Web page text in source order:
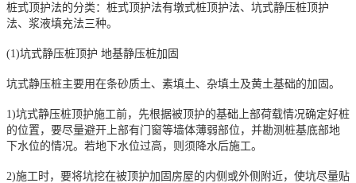
桩式顶护法的分类：桩式顶护法有墩式桩顶护法、坑式静压桩顶护
法、浆液填充法三种。
(1)坑式静压桩顶护 地基静压桩加固
坑式静压桩主要用在条砂质土、素填土、杂填土及黄土基础的加固。
1)坑式静压桩顶护施工前，先根据被顶护的基础上部荷载情况确定好桩
的位置，要尽量避开上部有门窗等墙体薄弱部位，并勘测桩基底部地
下水位的情况。若地下水位过高，则须降水后施工。
2)施工时，要将坑挖在被顶护加固房屋的内侧或外侧附近，使坑尽量贴